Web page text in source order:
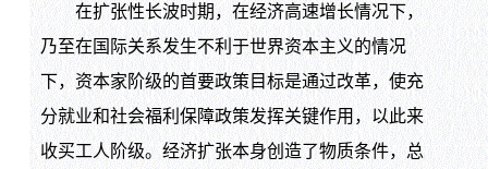
在扩张性长波时期，在经济高速增长情况下，
乃至在国际关系发生不利于世界资本主义的情况
下，资本家阶级的首要政策目标是通过改革，使充
分就业和社会福利保障政策发挥关键作用，以此来
收买工人阶级。经济扩张本身创造了物质条件，总